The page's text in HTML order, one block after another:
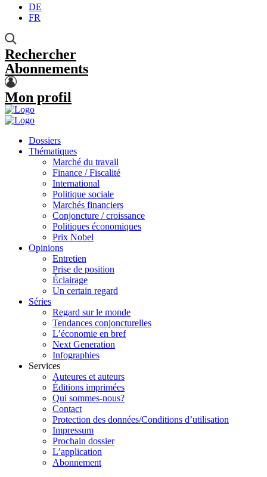
DE
FR
Rechercher
Abonnements
Mon profil
Dossiers
Thématiques
Marché du travail
Finance / Fiscalité
International
Politique sociale
Marchés financiers
Conjoncture / croissance
Politiques économiques
Prix Nobel
Opinions
Entretien
Prise de position
Éclairage
Un certain regard
Séries
Regard sur le monde
Tendances conjoncturelles
L’économie en bref
Next Generation
Infographies
Services
Auteures et auteurs
Éditions imprimées
Qui sommes-nous?
Contact
Protection des données/Conditions d’utilisation
Impressum
Prochain dossier
L’application
Abonnement